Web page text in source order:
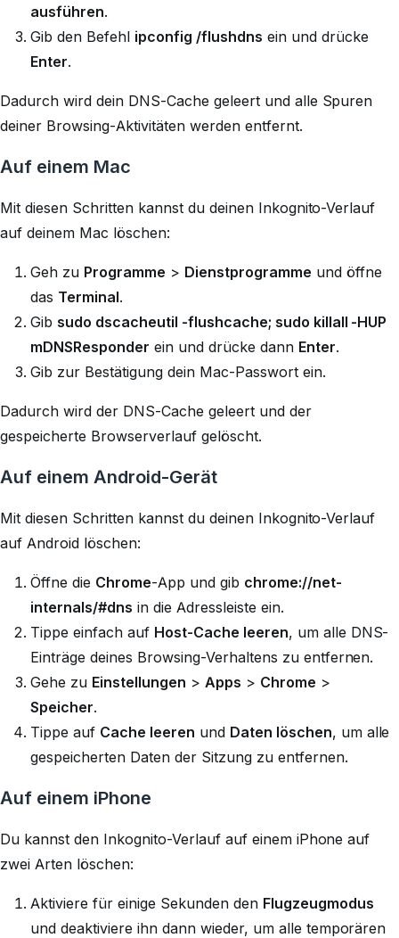
ausführen.
Gib den Befehl ipconfig /flushdns ein und drücke
Enter.
Dadurch wird dein DNS-Cache geleert und alle Spuren
deiner Browsing-Aktivitäten werden entfernt.
Auf einem Mac
Mit diesen Schritten kannst du deinen Inkognito-Verlauf
auf deinem Mac löschen:
Geh zu Programme > Dienstprogramme und öffne
das Terminal.
Gib sudo dscacheutil -flushcache; sudo killall -HUP
mDNSResponder ein und drücke dann Enter.
Gib zur Bestätigung dein Mac-Passwort ein.
Dadurch wird der DNS-Cache geleert und der
gespeicherte Browserverlauf gelöscht.
Auf einem Android-Gerät
Mit diesen Schritten kannst du deinen Inkognito-Verlauf
auf Android löschen:
Öffne die Chrome-App und gib chrome://net-
internals/#dns in die Adressleiste ein.
Tippe einfach auf Host-Cache leeren, um alle DNS-
Einträge deines Browsing-Verhaltens zu entfernen.
Gehe zu Einstellungen > Apps > Chrome >
Speicher.
Tippe auf Cache leeren und Daten löschen, um alle
gespeicherten Daten der Sitzung zu entfernen.
Auf einem iPhone
Du kannst den Inkognito-Verlauf auf einem iPhone auf
zwei Arten löschen:
Aktiviere für einige Sekunden den Flugzeugmodus
und deaktiviere ihn dann wieder, um alle temporären